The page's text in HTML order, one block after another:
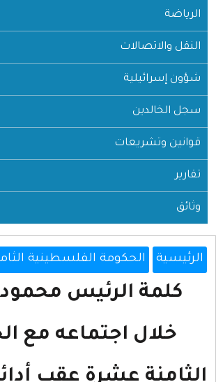
الرياضة
النقل والاتصالات
شؤون إسرائيلية
سجل الخالدين
قوانين وتشريعات
تقارير
وثائق
الرئيسية الحكومة الفلسطينية
كلمة الرئيس
خلال اجتماعه مع
الثامنة عشرة عقب